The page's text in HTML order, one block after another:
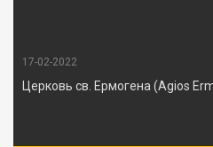
17-02-2022
Церковь св. Ермогена (Agios